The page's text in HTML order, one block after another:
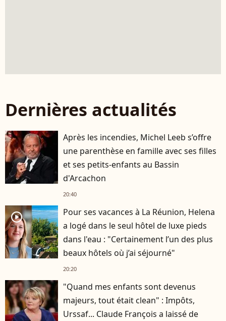
Dernières actualités
Après les incendies, Michel Leeb s’offre
une parenthèse en famille avec ses filles
et ses petits-enfants au Bassin
d'Arcachon
20:40
player2
Pour ses vacances à La Réunion, Helena
a logé dans le seul hôtel de luxe pieds
dans l'eau : "Certainement l’un des plus
beaux hôtels où j’ai séjourné"
20:20
"Quand mes enfants sont devenus
majeurs, tout était clean" : Impôts,
Urssaf... Claude François a laissé de